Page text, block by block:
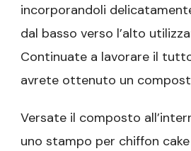
incorporandoli
dal basso verso l’alto
Continuate a lavorare il
avrete ottenuto un
Versate il composto
uno stampo per chiffon